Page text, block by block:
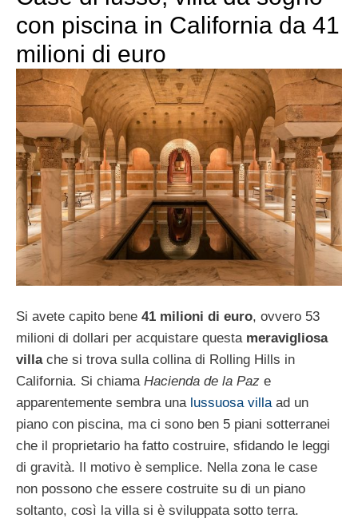
con piscina in California da 41
milioni di euro
Si avete capito bene 41 milioni di euro, ovvero 53
milioni di dollari per acquistare questa meravigliosa
villache si trova sulla collina di Rolling Hills in
California. Si chiama Hacienda de la Paz e
apparentemente sembra unalussuosa villaad un
piano con piscina, ma ci sono ben 5 piani sotterranei
che il proprietario ha fatto costruire, sfidando le leggi
di gravità. Il motivo è semplice. Nella zona le case
non possono che essere costruite su di un piano
soltanto, così la villa si è sviluppata sotto terra.